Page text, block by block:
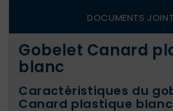
DOCUMENTS
Gobelet Canard
blanc
Caractéristiques du
Canard plastique